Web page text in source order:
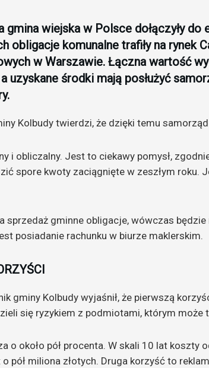
gmina wiejska w Polsce dołączyły do
obligacje komunalne trafiły na rynek
w Warszawie. Łączna wartość
uzyskane środki mają posłużyć
Kolbudy twierdzi, że dzięki temu
i obliczalny. Jest to ciekawy pomysł,
spore kwoty zaciągnięte w zeszłym roku.
sprzedaż gminne obligacje, wówczas będzie
posiadanie rachunku w biurze maklerskim.
gminy Kolbudy wyjaśnił, że pierwszą
się ryzykiem z podmiotami, którym może
o około pół procenta. W skali 10 lat koszty
pół miliona złotych. Druga korzyść to